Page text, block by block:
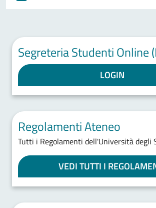
Segreteria Studenti Online
LOGIN
Regolamenti Ateneo
Tutti i Regolamenti dell'Università degli
VEDI TUTTI I